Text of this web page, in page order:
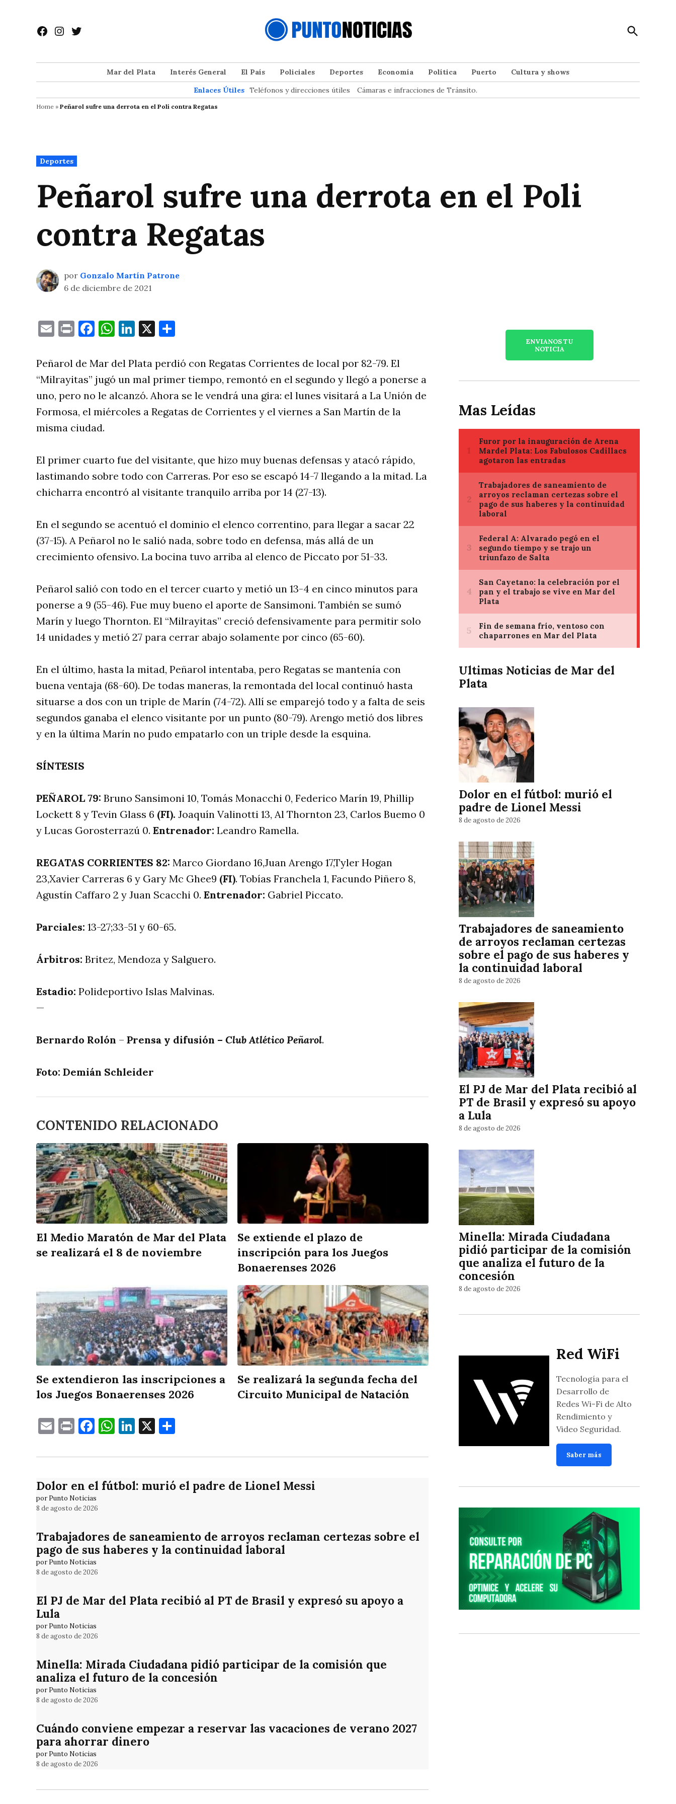
contenido
Facebook
Instagram
Twitter
Open
Search
Mar del Plata Interés General El País Policiales Deportes Economía Política Puerto
Cultura y shows
Enlaces Útiles Teléfonos y direcciones útiles Cámaras e infracciones de Tránsito.
Home » Peñarol sufre una derrota en el Poli contra Regatas
Publicado
en
Deportes
Peñarol sufre una derrota en el Poli
contra Regatas
por Gonzalo Martín Patrone
6 de diciembre de 2021
EmailPrintFacebook
WhatsApp
LinkedIn
X
Peñarol de Mar del Plata perdió con Regatas Corrientes de local por 82-79. El
“Milrayitas” jugó un mal primer tiempo, remontó en el segundo y llegó a ponerse a
uno, pero no le alcanzó. Ahora se le vendrá una gira: el lunes visitará a La Unión de
Formosa, el miércoles a Regatas de Corrientes y el viernes a San Martín de la
misma ciudad.
El primer cuarto fue del visitante, que hizo muy buenas defensas y atacó rápido,
lastimando sobre todo con Carreras. Por eso se escapó 14-7 llegando a la mitad. La
chicharra encontró al visitante tranquilo arriba por 14 (27-13).
En el segundo se acentuó el dominio el elenco correntino, para llegar a sacar 22
(37-15). A Peñarol no le salió nada, sobre todo en defensa, más allá de un
crecimiento ofensivo. La bocina tuvo arriba al elenco de Piccato por 51-33.
Peñarol salió con todo en el tercer cuarto y metió un 13-4 en cinco minutos para
ponerse a 9 (55-46). Fue muy bueno el aporte de Sansimoni. También se sumó
Marín y luego Thornton. El “Milrayitas” creció defensivamente para permitir solo
14 unidades y metió 27 para cerrar abajo solamente por cinco (65-60).
En el último, hasta la mitad, Peñarol intentaba, pero Regatas se mantenía con
buena ventaja (68-60). De todas maneras, la remontada del local continuó hasta
situarse a dos con un triple de Marín (74-72). Allí se emparejó todo y a falta de seis
segundos ganaba el elenco visitante por un punto (80-79). Arengo metió dos libres
y en la última Marín no pudo empatarlo con un triple desde la esquina.
SÍNTESIS
PEÑAROL 79: Bruno Sansimoni 10, Tomás Monacchi 0, Federico Marín 19, Phillip
Lockett 8 y Tevin Glass 6 (FI). Joaquín Valinotti 13, Al Thornton 23, Carlos Buemo 0
y Lucas Gorosterrazú 0. Entrenador: Leandro Ramella.
REGATAS CORRIENTES 82: Marco Giordano 16,Juan Arengo 17,Tyler Hogan
23,Xavier Carreras 6 y Gary Mc Ghee9 (FI). Tobías Franchela 1, Facundo Piñero 8,
Agustín Caffaro 2 y Juan Scacchi 0. Entrenador: Gabriel Piccato.
Parciales: 13-27;33-51 y 60-65.
Árbitros: Britez, Mendoza y Salguero.
Estadio: Polideportivo Islas Malvinas.
—
Bernardo Rolón – Prensa y difusión – Club Atlético Peñarol.
Foto: Demián Schleider
CONTENIDO RELACIONADO
El Medio Maratón de Mar del Plata
se realizará el 8 de noviembre
Se extiende el plazo de
inscripción para los Juegos
Bonaerenses 2026
Se extendieron las inscripciones a
los Juegos Bonaerenses 2026
Se realizará la segunda fecha del
Circuito Municipal de Natación
EmailPrintFacebook
WhatsApp
LinkedIn
X
Dolor en el fútbol: murió el padre de Lionel Messi
por Punto Noticias
8 de agosto de 2026
Trabajadores de saneamiento de arroyos reclaman certezas sobre el
pago de sus haberes y la continuidad laboral
por Punto Noticias
8 de agosto de 2026
El PJ de Mar del Plata recibió al PT de Brasil y expresó su apoyo a
Lula
por Punto Noticias
8 de agosto de 2026
Minella: Mirada Ciudadana pidió participar de la comisión que
analiza el futuro de la concesión
por Punto Noticias
8 de agosto de 2026
Cuándo conviene empezar a reservar las vacaciones de verano 2027
para ahorrar dinero
por Punto Noticias
8 de agosto de 2026
ENVIANOS TU
NOTICIA
Mas Leídas
Ultimas Noticias de Mar del
Plata
Dolor en el fútbol: murió el
padre de Lionel Messi
8 de agosto de 2026
Trabajadores de saneamiento
de arroyos reclaman certezas
sobre el pago de sus haberes y
la continuidad laboral
8 de agosto de 2026
El PJ de Mar del Plata recibió al
PT de Brasil y expresó su apoyo
a Lula
8 de agosto de 2026
Minella: Mirada Ciudadana
pidió participar de la comisión
que analiza el futuro de la
concesión
8 de agosto de 2026
Red WiFi
Tecnología para el
Desarrollo de
Redes Wi-Fi de Alto
Rendimiento y
Video Seguridad.
Saber más